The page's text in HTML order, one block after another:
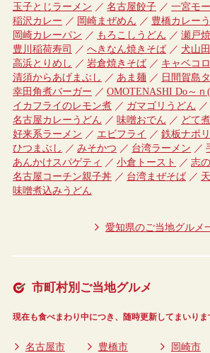
玉子とじラーメン 名古屋餃子
一宮モ
稲沢カレー
岡崎まぜめん
豊橋カレー
岡崎カレーパン
もろこしうどん
瀬戸
豊川稲荷寿司
へきなん焼きそば 犬山
高浜とりめし
岩倉焼きそば
キャベコロ
清須からあげまぶし
あま麺
日間賀島
幸田角煮バーガー
OMOTENASHI Do～
イカフライのレモン煮
ガマゴリうどん
名古屋カレーうどん
味噌おでん
どて煮
好来系ラーメン
エビフライ
鉄板ナポ
ひつまぶし
みそかつ 台湾ラーメン
あんかけスパゲティ
小倉トースト
志
名古屋コーチン親子丼
台湾まぜそば
味噌煮込みうどん
愛知県のご当地グルメ
市町村別ご当地グルメ
現在も食べまわり中につき、随時更新してまいりま
名古屋市 豊橋市 岡崎市